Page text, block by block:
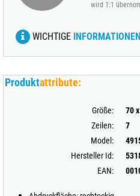
wird 1:1
WICHTIGE INFORMATIONEN
Produktattribute:
Größe:
70
Zeilen:
7
Model:
Hersteller Id:
EAN: